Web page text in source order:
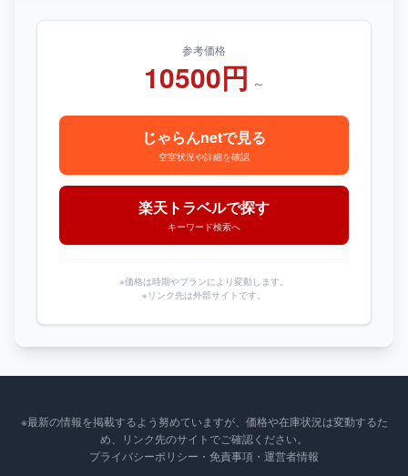
参考価格
10500円 ～
じゃらんnetで見る
空室状況や詳細を確認
楽天トラベルで探す
キーワード検索へ
※価格は時期やプランにより変動します。
※リンク先は外部サイトです。
※最新の情報を掲載するよう努めていますが、価格や在庫状況は変動するた
め、リンク先のサイトでご確認ください。
プライバシーポリシー・免責事項・運営者情報